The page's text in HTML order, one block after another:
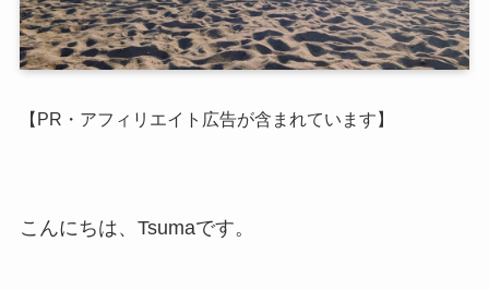
【PR・アフィリエイト広告が含まれています】
こんにちは、Tsumaです。